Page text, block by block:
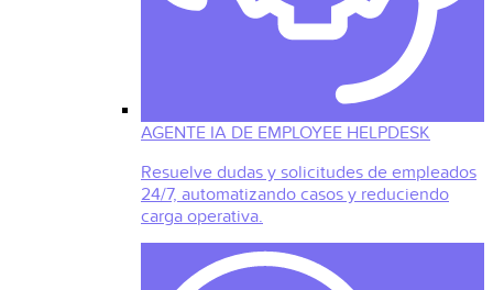
AGENTE IA DE EMPLOYEE HELPDESK
Resuelve dudas y solicitudes de empleados
24/7, automatizando casos y reduciendo
carga operativa.